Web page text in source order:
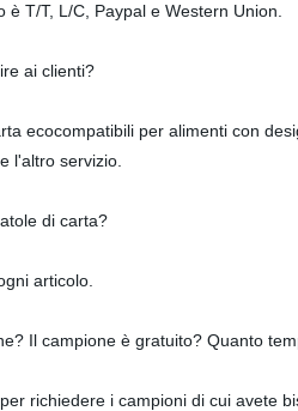
T/T, L/C, Paypal e Western Union.
ai clienti?
ecocompatibili per alimenti con
l'altro servizio.
di carta?
articolo.
Il campione è gratuito? Quanto
richiedere i campioni di cui avete